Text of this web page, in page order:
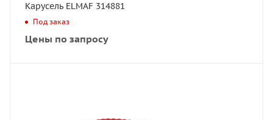
Карусель ELMAF 314881
Под заказ
Цены по запросу